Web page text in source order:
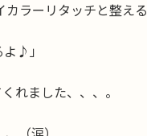
ラーリタッチと整え
よ♪」
れました、、、。
（涙）